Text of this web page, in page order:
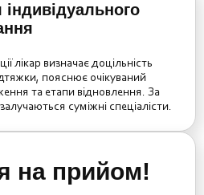
лікар визначає доцільність
пояснює очікуваний
та етапи відновлення. За
суміжні спеціалісти.
на прийом!